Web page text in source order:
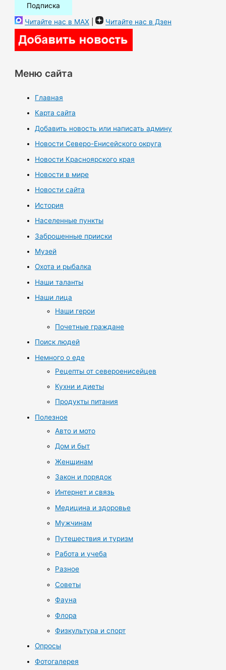
Читайте нас в MAX | Читайте нас в Дзен
Меню сайта
Главная
Карта сайта
Добавить новость или написать админу
Новости Северо-Енисейского округа
Новости Красноярского края
Новости в мире
Новости сайта
История
Населенные пункты
Заброшенные прииски
Музей
Охота и рыбалка
Наши таланты
Наши лица
Наши герои
Почетные граждане
Поиск людей
Немного о еде
Рецепты от североенисейцев
Кухни и диеты
Продукты питания
Полезное
Авто и мото
Дом и быт
Женщинам
Закон и порядок
Интернет и связь
Медицина и здоровье
Мужчинам
Путешествия и туризм
Работа и учеба
Разное
Советы
Фауна
Флора
Физкультура и спорт
Опросы
Фотогалерея